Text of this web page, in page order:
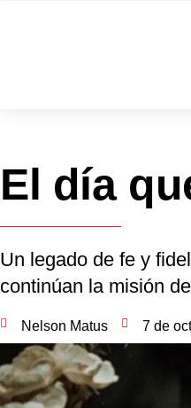
El día
Un legado de fe y
continúan la misión
Nelson Matus 7 de